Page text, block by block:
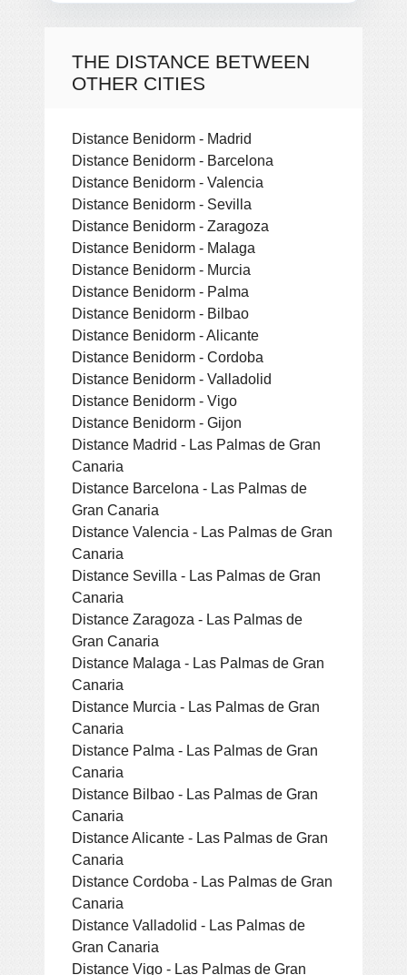
THE DISTANCE BETWEEN
OTHER CITIES
Distance Benidorm - Madrid
Distance Benidorm - Barcelona
Distance Benidorm - Valencia
Distance Benidorm - Sevilla
Distance Benidorm - Zaragoza
Distance Benidorm - Malaga
Distance Benidorm - Murcia
Distance Benidorm - Palma
Distance Benidorm - Bilbao
Distance Benidorm - Alicante
Distance Benidorm - Cordoba
Distance Benidorm - Valladolid
Distance Benidorm - Vigo
Distance Benidorm - Gijon
Distance Madrid - Las Palmas de Gran
Canaria
Distance Barcelona - Las Palmas de
Gran Canaria
Distance Valencia - Las Palmas de Gran
Canaria
Distance Sevilla - Las Palmas de Gran
Canaria
Distance Zaragoza - Las Palmas de
Gran Canaria
Distance Malaga - Las Palmas de Gran
Canaria
Distance Murcia - Las Palmas de Gran
Canaria
Distance Palma - Las Palmas de Gran
Canaria
Distance Bilbao - Las Palmas de Gran
Canaria
Distance Alicante - Las Palmas de Gran
Canaria
Distance Cordoba - Las Palmas de Gran
Canaria
Distance Valladolid - Las Palmas de
Gran Canaria
Distance Vigo - Las Palmas de Gran